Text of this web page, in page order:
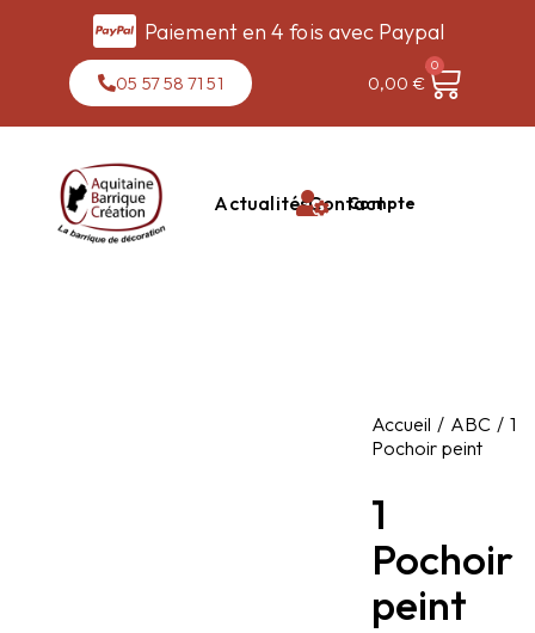
Paiement en 4 fois avec Paypal
05 57 58 71 51 0,00€
0
ActualitésContact
Compte
Accueil ABC
1
Pochoir peint
1
Pochoir
peint